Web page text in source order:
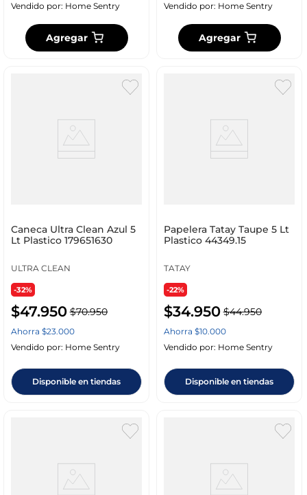
Vendido por: Home Sentry
Agregar
Vendido por: Home Sentry
Agregar
Caneca Ultra Clean Azul 5
Lt Plastico 179651630
ULTRA CLEAN
-32%
$47.950 $70.950
Ahorra $23.000
Vendido por: Home Sentry
Disponible en tiendas
Papelera Tatay Taupe 5 Lt
Plastico 44349.15
TATAY
-22%
$34.950 $44.950
Ahorra $10.000
Vendido por: Home Sentry
Disponible en tiendas